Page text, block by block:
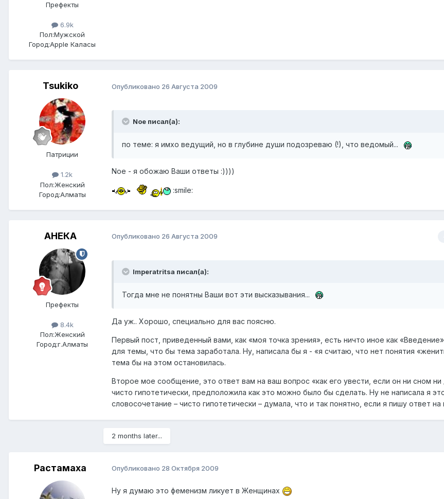
Префекты
6.9k
Пол:Мужской
Город:Apple Каласы
Tsukiko
Патриции
1.2k
Пол:Женский
Город:Алматы
Опубликовано 26 Августа 2009
Noe писал(а):
по теме: я имхо ведущий, но в глубине души подозреваю (!), что ведомый...
Noe - я обожаю Ваши ответы :))))
:smile:
АНЕКА
Префекты
8.4k
Пол:Женский
Город:г.Алматы
Опубликовано 26 Августа 2009
Imperatritsa писал(а):
Тогда мне не понятны Ваши вот эти высказывания...
Да уж.. Хорошо, специально для вас поясню.
Первый пост, приведенный вами, как «моя точка зрения», есть ничто иное как
для темы, что бы тема заработала. Ну, написала бы я - «я считаю, что нет понятия
тема бы на этом остановилась.
Второе мое сообщение, это ответ вам на ваш вопрос «как его увести, если он ни сном ни
чисто гипотетически, предположила как это можно было бы сделать. Ну не написала я
словосочетание – чисто гипотетически – думала, что и так понятно, если я пишу ответ
2 months later...
Растамаха Опубликовано 28 Октября 2009
Ну я думаю это феменизм ликует в Женщинах